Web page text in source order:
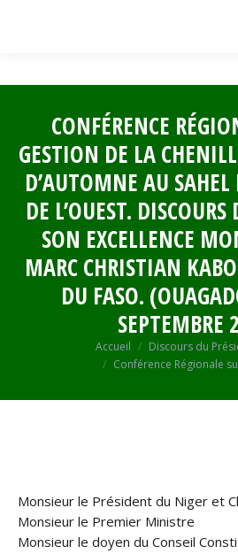
CONFÉRENCE
GESTION DE LA
D’AUTOMNE AU
DE L’OUEST.
SON EXCELLENCE
MARC CHRISTIAN
DU FASO.
SEPTEMBRE
Vous êtes ici :Accueil
Discours du
Conférence Régionale
Monsieur le Président du Niger et
Monsieur le Premier Ministre
Monsieur le doyen du Conseil